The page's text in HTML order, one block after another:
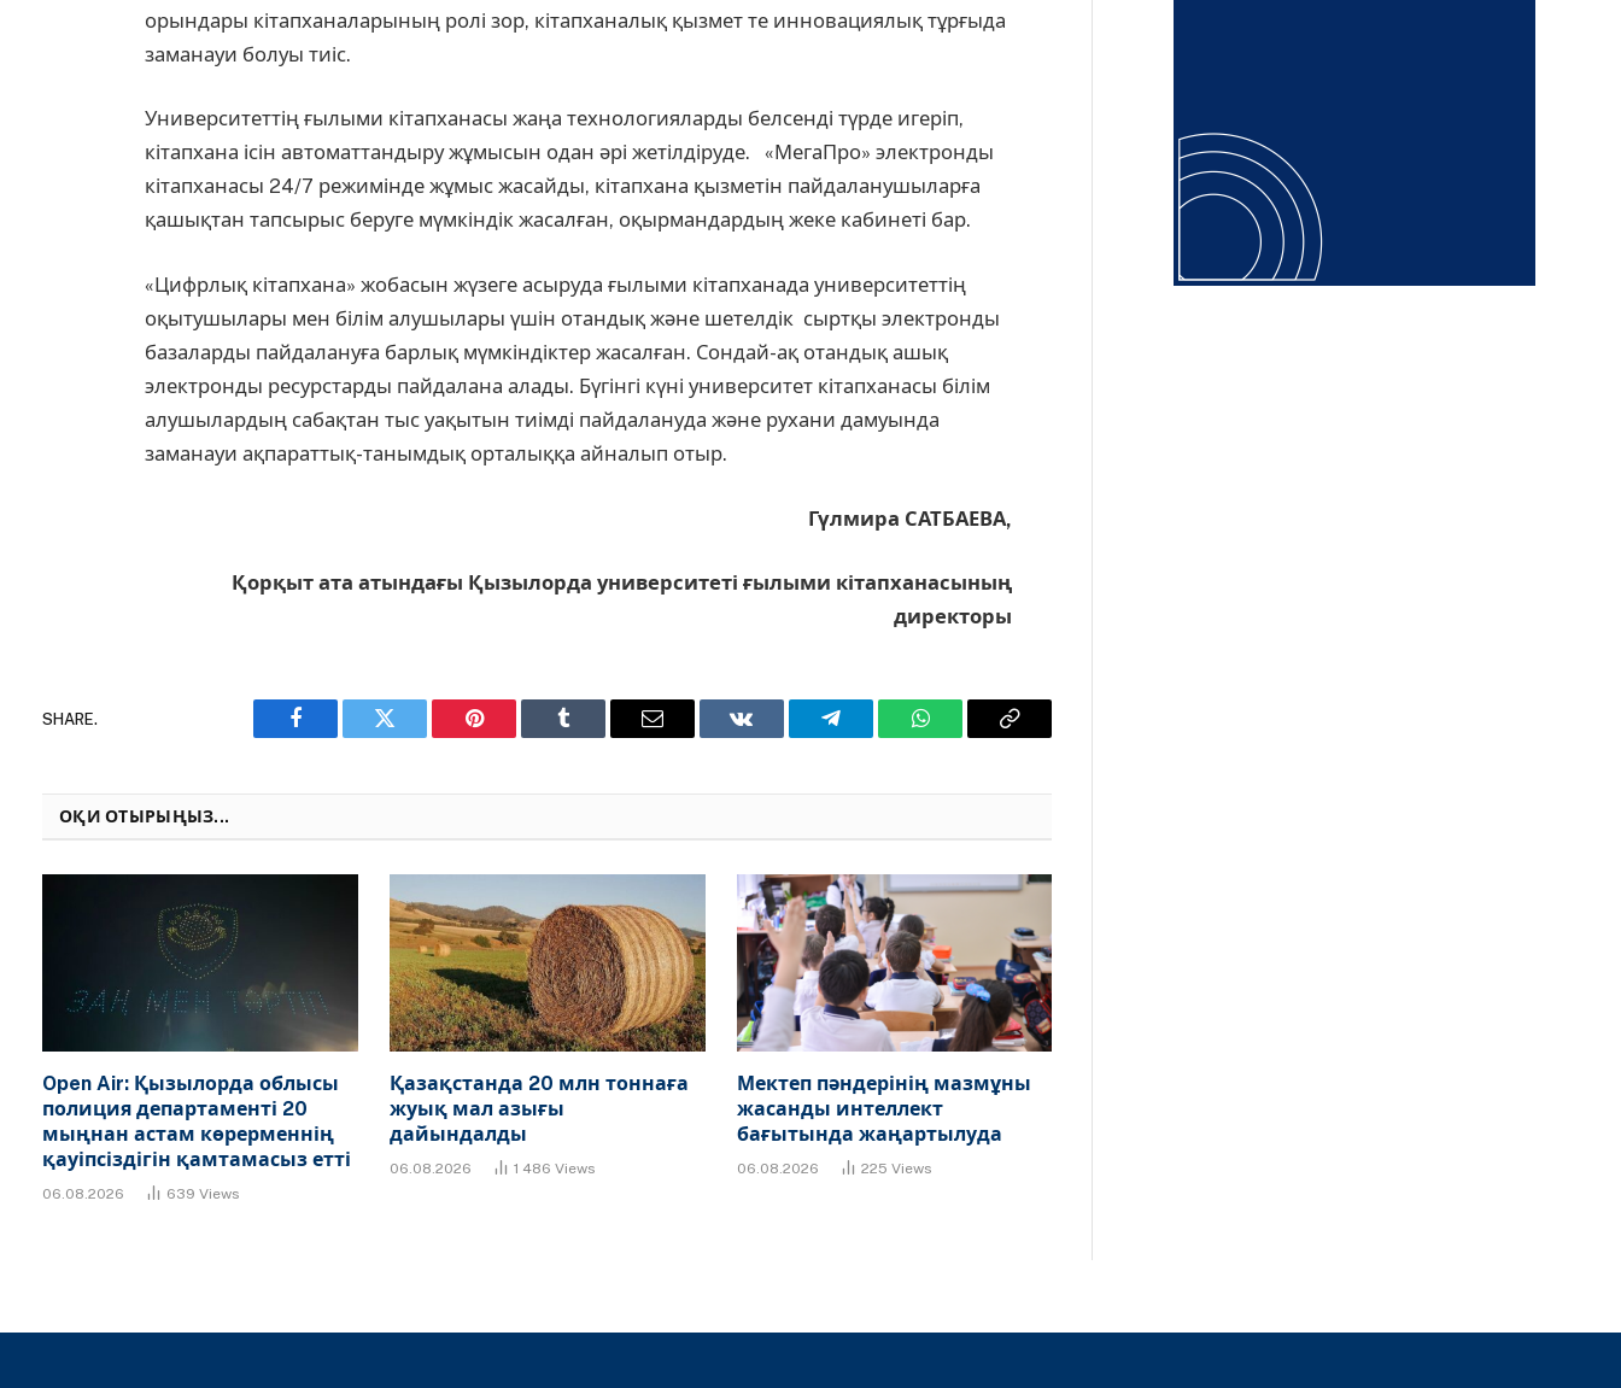
орындары кітапханаларының ролі зор, кітапханалық қызмет те инновациялық тұрғыда
заманауи болуы тиіс.
Университеттің ғылыми кітапханасы жаңа технологияларды белсенді түрде игеріп,
кітапхана ісін автоматтандыру жұмысын одан әрі жетілдіруде. «МегаПро» электронды
кітапханасы 24/7 режимінде жұмыс жасайды, кітапхана қызметін пайдаланушыларға
қашықтан тапсырыс беруге мүмкіндік жасалған, оқырмандардың жеке кабинеті бар.
«Цифрлық кітапхана» жобасын жүзеге асыруда ғылыми кітапханада университеттің
оқытушылары мен білім алушылары үшін отандық және шетелдік сыртқы электронды
базаларды пайдалануға барлық мүмкіндіктер жасалған. Сондай-ақ отандық ашық
электронды ресурстарды пайдалана алады. Бүгінгі күні университет кітапханасы білім
алушылардың сабақтан тыс уақытын тиімді пайдалануда және рухани дамуында
заманауи ақпараттық-танымдық орталыққа айналып отыр.
Гүлмира САТБАЕВА,
Қорқыт ата атындағы Қызылорда университеті ғылыми кітапханасының
директоры
SHARE.
Facebook Twitter Pinterest Tumblr Email VKontakteTelegram WhatsAppCopy
ОҚИ ОТЫРЫҢЫЗ...
Open Air: Қызылорда облысы
полиция департаменті 20
мыңнан астам көрерменнің
қауіпсіздігін қамтамасыз етті
06.08.2026 639 Views
Қазақстанда 20 млн тоннаға
жуық мал азығы
дайындалды
06.08.2026 1 486 Views
Мектеп пәндерінің мазмұны
жасанды интеллект
бағытында жаңартылуда
06.08.2026 225 Views